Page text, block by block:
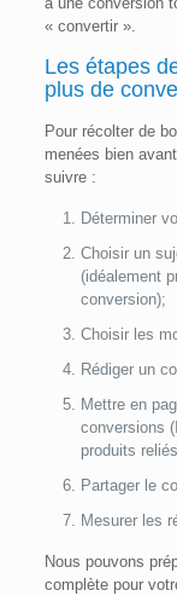
« convertir ».
Les étapes
plus de
Pour récolter de
menées bien
suivre :
Déterminer
Choisir un
(idéalement
conversion);
Choisir les
Rédiger un
Mettre en
conversions
produits
Partager le
Mesurer les
Nous pouvons
complète pour